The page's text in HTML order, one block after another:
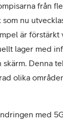
från
nu
är förstärkt
lager med
skärm. Denna
olika
med